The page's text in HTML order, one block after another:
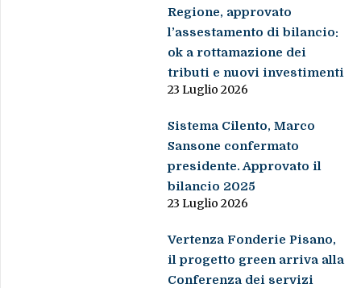
Regione, approvato
l’assestamento di bilancio:
ok a rottamazione dei
tributi e nuovi investimenti
23 Luglio 2026
Sistema Cilento, Marco
Sansone confermato
presidente. Approvato il
bilancio 2025
23 Luglio 2026
Vertenza Fonderie Pisano,
il progetto green arriva alla
Conferenza dei servizi